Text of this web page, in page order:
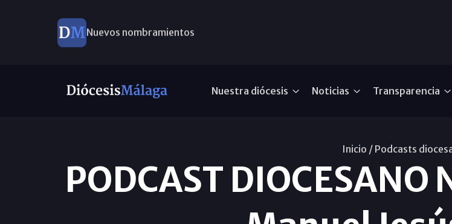
Nuevos nombramientos
Nuestra diócesis Noticias Transparencia
Inicio / Podcasts
PODCAST